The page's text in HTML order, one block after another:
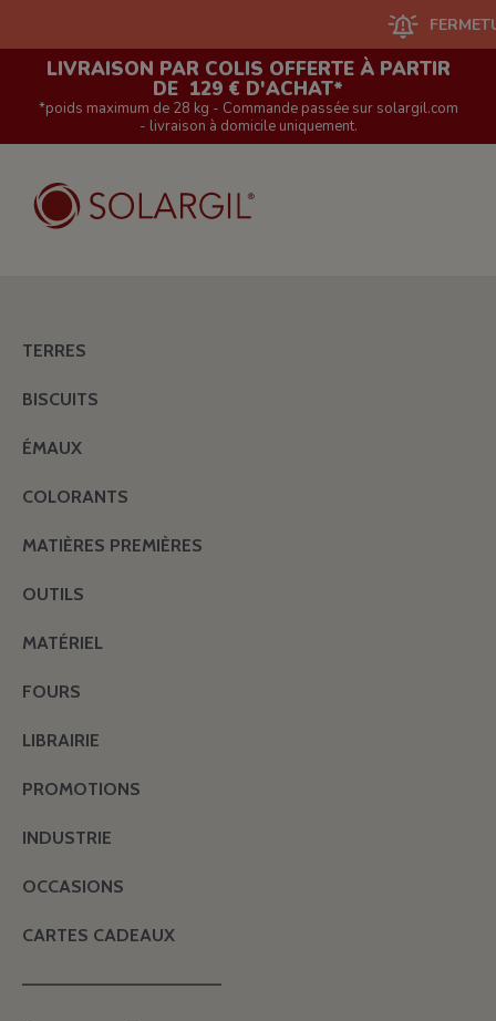
FERMETURE
LIVRAISON PAR COLIS OFFERTE À PARTIR
DE 129 € D'ACHAT*
*poids maximum de 28 kg - Commande passée sur solargil.com
- livraison à domicile uniquement.
TERRES
BISCUITS
ÉMAUX
COLORANTS
MATIÈRES PREMIÈRES
OUTILS
MATÉRIEL
FOURS
LIBRAIRIE
PROMOTIONS
INDUSTRIE
OCCASIONS
CARTES CADEAUX
———————————————